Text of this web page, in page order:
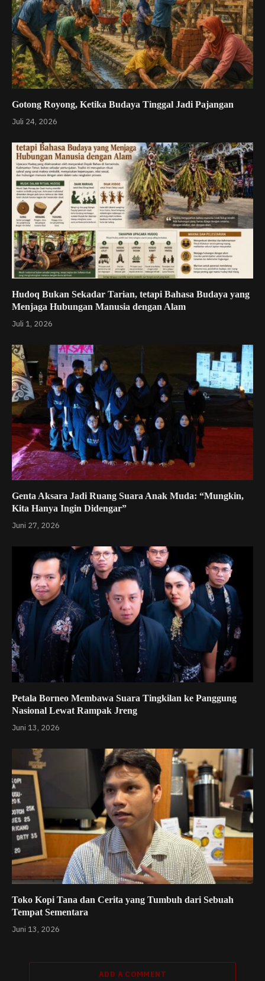
Gotong Royong, Ketika Budaya Tinggal Jadi Pajangan
Juli 24, 2026
Hudoq Bukan Sekadar Tarian, tetapi Bahasa Budaya yang
Menjaga Hubungan Manusia dengan Alam
Juli 1, 2026
Genta Aksara Jadi Ruang Suara Anak Muda: “Mungkin,
Kita Hanya Ingin Didengar”
Juni 27, 2026
Petala Borneo Membawa Suara Tingkilan ke Panggung
Nasional Lewat Rampak Jreng
Juni 13, 2026
Toko Kopi Tana dan Cerita yang Tumbuh dari Sebuah
Tempat Sementara
Juni 13, 2026
ADD A COMMENT